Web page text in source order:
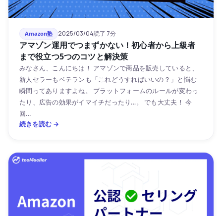
Amazon塾 2025/03/04読了 7分
アマゾン運用でつまずかない！初心者から上級者
まで役立つ5つのコツと解決策
みなさん、こんにちは！ アマゾンで商品を販売していると、
新人セラーもベテランも「これどうすればいいの？」と悩む
瞬間ってありますよね。 プラットフォームのルールが変わっ
たり、広告の効果がイマイチだったり…。 でも大丈夫！ 今
回...
続きを読む →